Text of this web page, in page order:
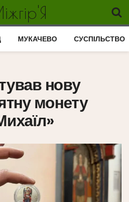
МУКАЧЕВО СУСПІЛЬСТВО
нову
монету